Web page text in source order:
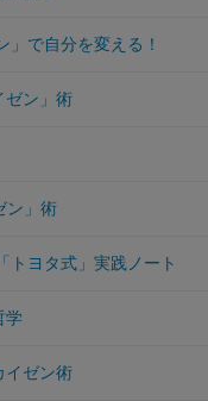
で自分を変える！
ン」術
ン」術
ヨタ式」実践ノート
学
ゼン術